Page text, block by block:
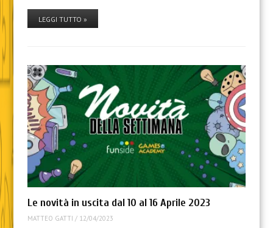
LEGGI TUTTO »
Le novità in uscita dal 10 al 16 Aprile 2023
MATTEO GATTI / 12/04/2023